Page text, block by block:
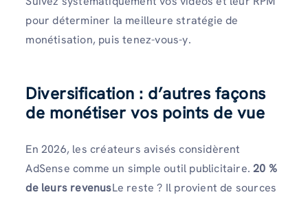
pour déterminer la meilleure stratégie de
monétisation, puis tenez-vous-y.
Diversification : d’autres façons
de monétiser vos points de vue
En 2026, les créateurs avisés considèrent
AdSense comme un simple outil publicitaire.20 %
de leurs revenusLe reste ? Il provient de sources